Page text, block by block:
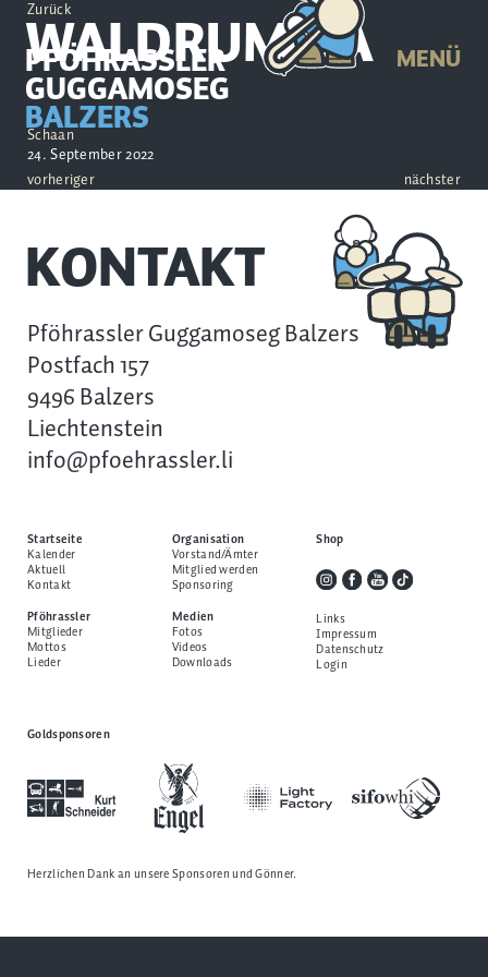
PFÖHRASSLER
GUGGAMOSEG
BALZERS
MENÜ
Zurück
WALDRUMMA
Schaan
24. September 2022
vorheriger
nächster
KONTAKT
Pföhrassler Guggamoseg Balzers
Postfach 157
9496 Balzers
Liechtenstein
info@pfoehrassler.li
Startseite
Kalender
Aktuell
Kontakt
Pföhrassler
Mitglieder
Mottos
Lieder
Organisation
Vorstand/Ämter
Mitglied werden
Sponsoring
Medien
Fotos
Videos
Downloads
Shop
Links
Impressum
Datenschutz
Login
Goldsponsoren
Herzlichen Dank an unsereSponsoren und Gönner.